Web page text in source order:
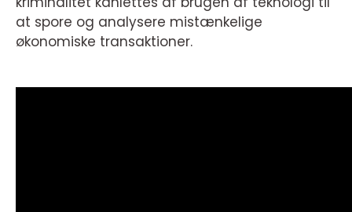
at spore og analysere mistænkelige
økonomiske transaktioner.